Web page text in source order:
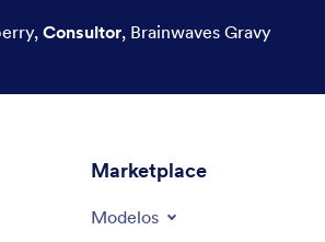
, Consultor, Brainwaves Gravy
Marketplace
Modelos